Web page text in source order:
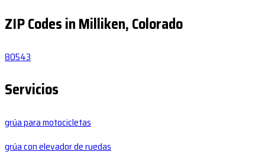
ZIP Codes in Milliken, Colorado
80543
Servicios
grúa para motocicletas
grúa con elevador de ruedas